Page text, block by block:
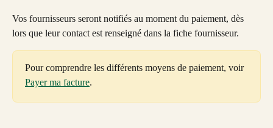
Vos fournisseurs seront notifiés au moment du paiement, dès
lors que leur contact est renseigné dans la fiche fournisseur.
Pour comprendre les différents moyens de paiement, voir
Payer ma facture.